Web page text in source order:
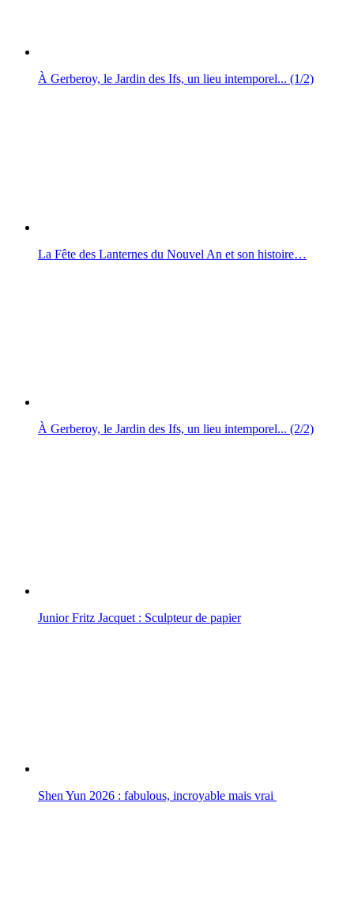
À Gerberoy, le Jardin des Ifs, un lieu intemporel... (1/2)
La Fête des Lanternes du Nouvel An et son histoire…
À Gerberoy, le Jardin des Ifs, un lieu intemporel... (2/2)
Junior Fritz Jacquet : Sculpteur de papier
Shen Yun 2026 : fabulous, incroyable mais vrai